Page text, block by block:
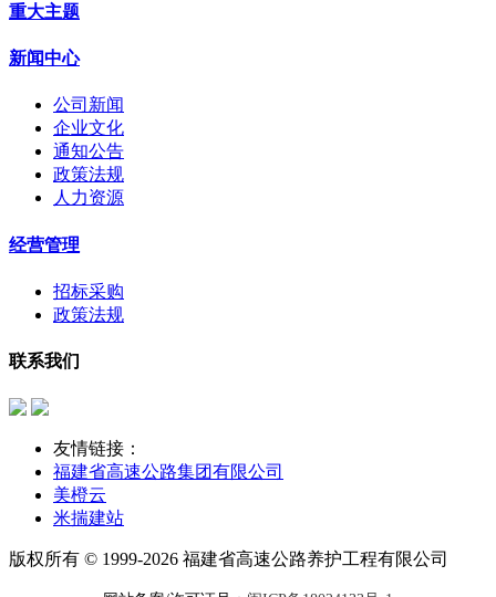
重大主题
新闻中心
公司新闻
企业文化
通知公告
政策法规
人力资源
经营管理
招标采购
政策法规
联系我们
友情链接：
福建省高速公路集团有限公司
美橙云
米揣建站
版权所有 © 1999-2026 福建省高速公路养护工程有限公司